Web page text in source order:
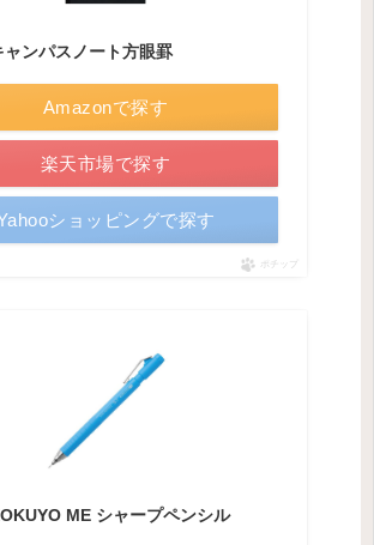
ャンパスノート方眼罫
Amazonで探す
楽天市場で探す
ショッピングで探す
ポチップ
ME シャープペンシル